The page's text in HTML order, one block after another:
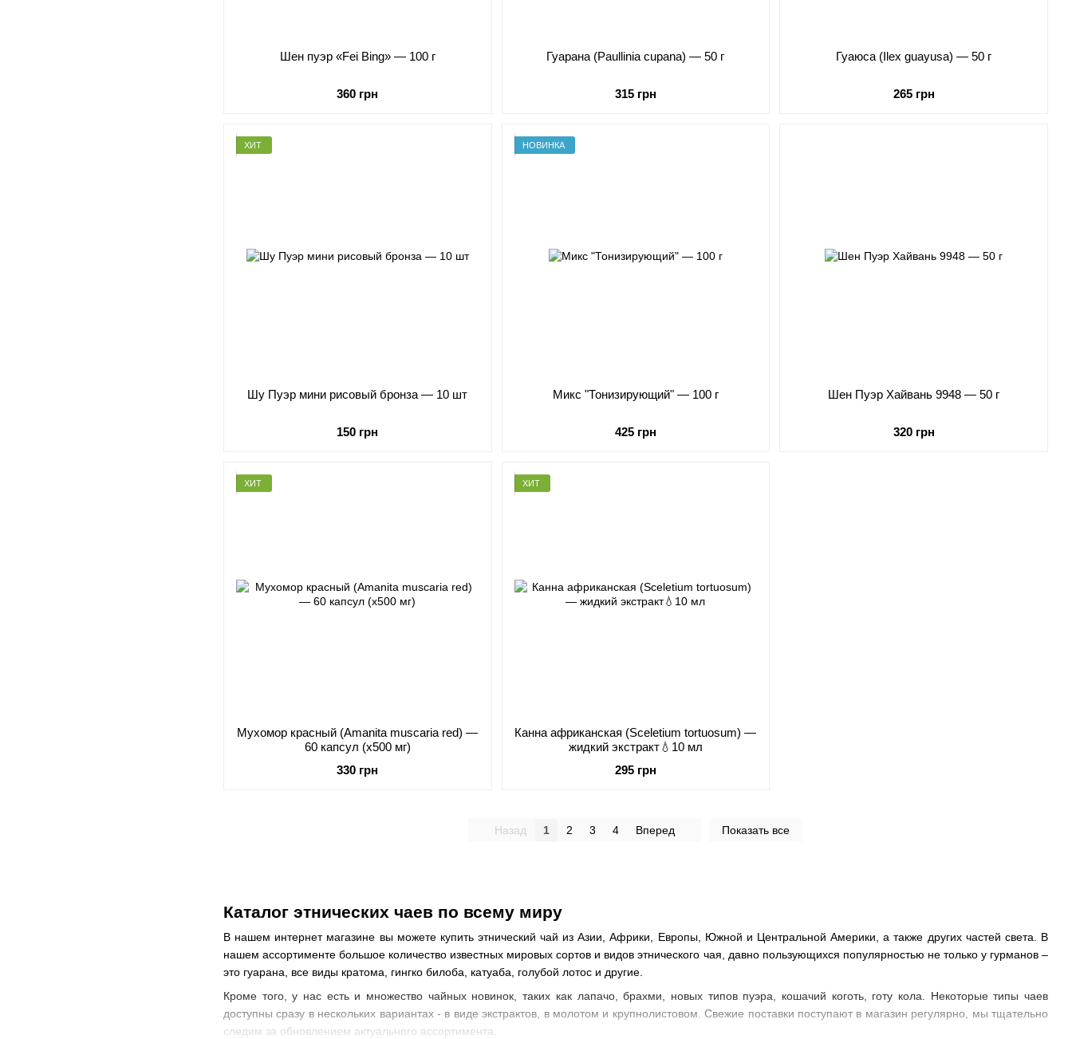
Каталог этнических чаев по всему миру
В нашем интернет магазине вы можете купить этнический чай из Азии, Африки, Европы, Южной и Центральной Америки, а также других частей света. В
нашем ассортименте большое количество известных мировых сортов и видов этнического чая, давно пользующихся популярностью не только у гурманов –
это гуарана, все виды кратома, гингко билоба, катуаба, голубой лотос и другие.
Кроме того, у нас есть и множество чайных новинок, таких как лапачо, брахми, новых типов пуэра, кошачий коготь, готу кола. Некоторые типы чаев
доступны сразу в нескольких вариантах - в виде экстрактов, в молотом и крупнолистовом. Свежие поставки поступают в магазин регулярно, мы тщательно
следим за обновлением актуального ассортимента.
Шен пуэр «Fei Bing» — 100 г
360 грн
Гуарана (Paullinia cupana) — 50 г
315 грн
Гуаюса (Ilex guayusa) — 50 г
265 грн
ХИТ
Шу Пуэр мини рисовый бронза — 10 шт
150 грн
НОВИНКА
Микс "Тонизирующий" — 100 г
425 грн
Шен Пуэр Хайвань 9948 — 50 г
320 грн
ХИТ
Мухомор красный (Amanita muscaria red) —
60 капсул (х500 мг)
330 грн
ХИТ
Канна африканская (Sceletium tortuosum) —
жидкий экстракт💧10 мл
295 грн
Назад 1 2 3 4 Вперед Показать все